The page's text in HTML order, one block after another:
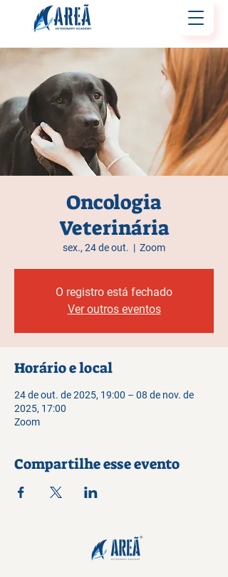
Oncologia
Veterinária
sex., 24 de out.
  |
Zoom
O registro está fechado
Ver outros eventos
Horário e local
24 de out. de 2025, 19:00 – 08 de nov. de
2025, 17:00
Zoom
Compartilhe esse evento